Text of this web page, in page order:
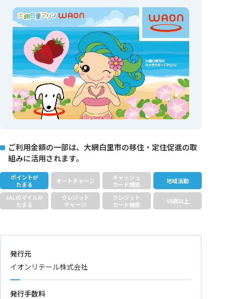
ご利用金額の一部は、大網白里市の移住・定住促進の取
組みに活用されます。
ポイントが
たまる
オートチャージ
キャッシュ
カード機能
地域活動
JALのマイルが
たまる
クレジット
チャージ
クレジット
カード機能
55歳以上
発行元
イオンリテール株式会社
発行手数料